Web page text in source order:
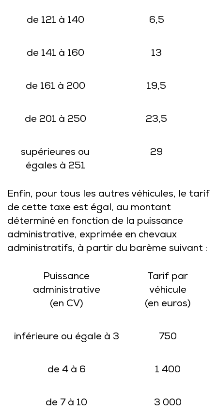
de 121 à 140 6,5
de 141 à 160 13
de 161 à 200 19,5
de 201 à 250 23,5
supérieures ou
égales à 251
29
Enfin, pour tous les autres véhicules, le tarif
de cette taxe est égal, au montant
déterminé en fonction de la puissance
administrative, exprimée en chevaux
administratifs, à partir du barème suivant :
Puissance
administrative
(en CV)
Tarif par
véhicule
(en euros)
inférieure ou égale à 3 750
de 4 à 6 1 400
de 7 à 10 3 000